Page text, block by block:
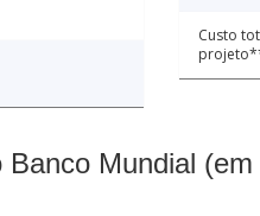
Custo
Mundial